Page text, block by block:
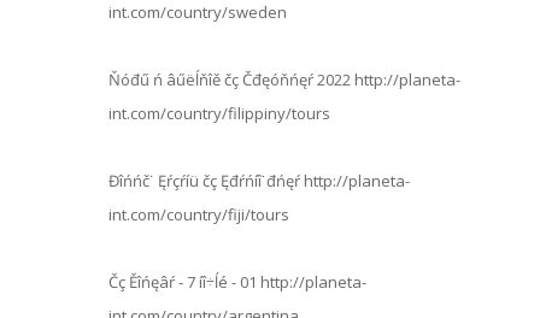
int.com/country/sweden
Ňóđű ń âűëĺňîě čç Čđęóňńęŕ 2022 http://planeta-
int.com/country/filippiny/tours
Đîńńč˙ Ęŕçŕíü čç Ęđŕńíî˙đńęŕ http://planeta-
int.com/country/fiji/tours
Čç Ěîńęâŕ - 7 íî÷ĺé - 01 http://planeta-